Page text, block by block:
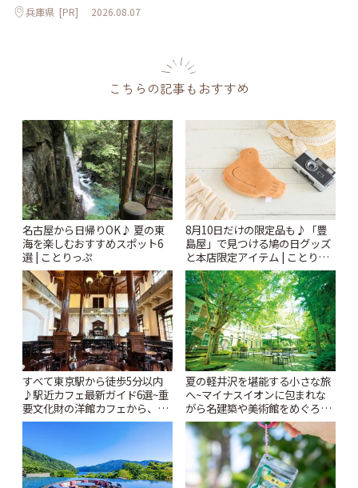
兵庫県 [PR] 2026.08.07
こちらの記事もおすすめ
名古屋から日帰りOK♪ 夏の東
海を楽しむおすすめスポット6
選 | ことりっぷ
8月10日だけの限定品も♪「豊
島屋」で見つける鳩の日グッズ
と本店限定アイテム | ことりっ
ぷ
すべて東京駅から徒歩5分以内
♪駅近カフェ最新ガイド6選~重
要文化財の洋館カフェから、改
札すぐのレトロ喫茶まで~ | こと
夏の軽井沢を堪能する小さな旅
へ~マイナスイオンに包まれな
がら名建築や美術館をめぐろう
~ | ことりっぷ